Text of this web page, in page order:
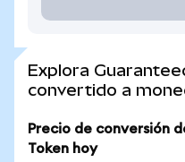
Explora
convertido a
Precio de conversión
Token hoy